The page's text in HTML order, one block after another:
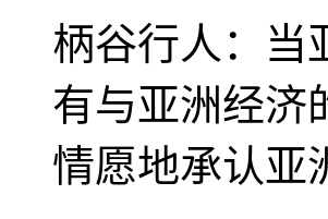
柄谷行人：当
有与亚洲经济
情愿地承认亚